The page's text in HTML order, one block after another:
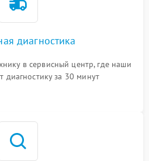
диагностика
в сервисный центр, где наши
диагностику за 30 минут